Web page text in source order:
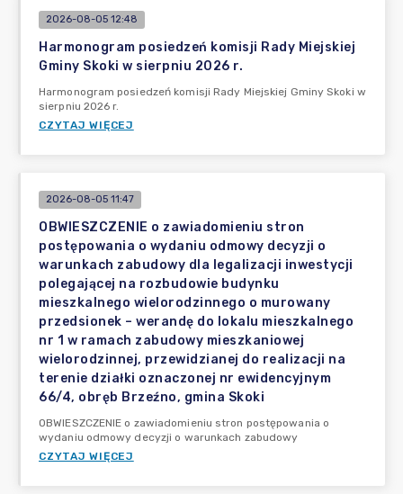
2026-08-05 12:48
Harmonogram posiedzeń komisji Rady Miejskiej
Gminy Skoki w sierpniu 2026 r.
Harmonogram posiedzeń komisji Rady Miejskiej Gminy Skoki w
sierpniu 2026 r.
CZYTAJ WIĘCEJ
2026-08-05 11:47
OBWIESZCZENIE o zawiadomieniu stron
postępowania o wydaniu odmowy decyzji o
warunkach zabudowy dla legalizacji inwestycji
polegającej na rozbudowie budynku
mieszkalnego wielorodzinnego o murowany
przedsionek – werandę do lokalu mieszkalnego
nr 1 w ramach zabudowy mieszkaniowej
wielorodzinnej, przewidzianej do realizacji na
terenie działki oznaczonej nr ewidencyjnym
66/4, obręb Brzeźno, gmina Skoki
OBWIESZCZENIE o zawiadomieniu stron postępowania o
wydaniu odmowy decyzji o warunkach zabudowy
CZYTAJ WIĘCEJ